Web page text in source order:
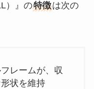
）』の特徴は次の
レームが、収
状を維持